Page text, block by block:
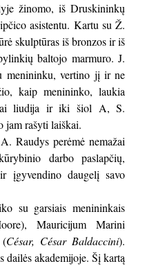
žinomo, iš Druskininkų
asistentu. Kartu su Ž.
skulptūras iš bronzos ir iš
baltojo marmuro. J.
menininku, vertino jį ir ne
kaip menininko, laukia
liudija ir iki šiol A, S.
jam rašyti laiškai.
Raudys perėmė nemažai
darbo paslapčių,
įgyvendino daugelį savo
su garsiais menininkais
Mauricijum Marini
(César, César Baldaccini).
dailės akademijoje. Šį kartą